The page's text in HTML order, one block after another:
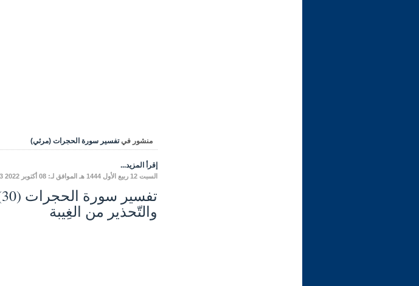
منشور في تفسير سورة الحجرات (مرئي)
إقرأ المزيد...
السبت 12 ربيع الأول 1444 هـ الموافق لـ: 08 أكتوبر 2022 19:23
والتّحذير من الغِيبة